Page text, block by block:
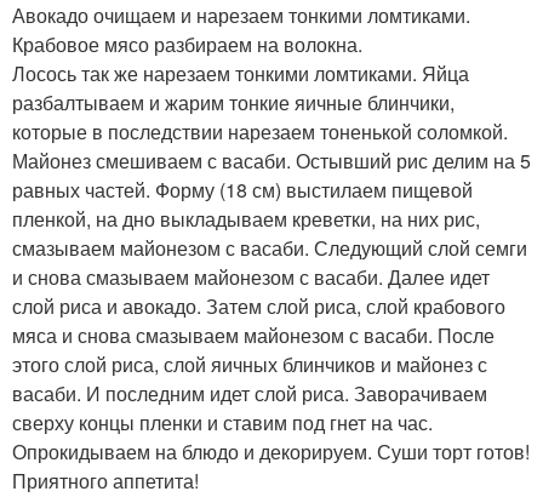
Авокадо очищаем и нарезаем тонкими ломтиками.
Крабовое мясо разбираем на волокна.
Лосось так же нарезаем тонкими ломтиками. Яйца
разбалтываем и жарим тонкие яичные блинчики,
которые в последствии нарезаем тоненькой соломкой.
Майонез смешиваем с васаби. Остывший рис делим на 5
равных частей. Форму (18 см) выстилаем пищевой
пленкой, на дно выкладываем креветки, на них рис,
смазываем майонезом с васаби. Следующий слой семги
и снова смазываем майонезом с васаби. Далее идет
слой риса и авокадо. Затем слой риса, слой крабового
мяса и снова смазываем майонезом с васаби. После
этого слой риса, слой яичных блинчиков и майонез с
васаби. И последним идет слой риса. Заворачиваем
сверху концы пленки и ставим под гнет на час.
Опрокидываем на блюдо и декорируем. Суши торт готов!
Приятного аппетита!